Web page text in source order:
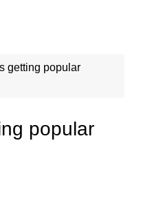
getting popular
popular